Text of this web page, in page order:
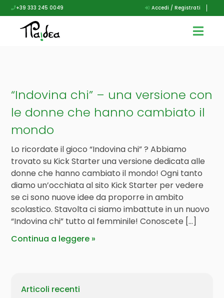
+39 333 245 0049 Accedi / Registrati
“Indovina chi” – una versione con
le donne che hanno cambiato il
mondo
Lo ricordate il gioco “Indovina chi” ? Abbiamo
trovato su Kick Starter una versione dedicata alle
donne che hanno cambiato il mondo! Ogni tanto
diamo un’occhiata al sito Kick Starter per vedere
se ci sono nuove idee da proporre in ambito
scolastico. Stavolta ci siamo imbattute in un nuovo
“Indovina chi” tutto al femminile! Conoscete […]
Continua a leggere
Articoli recenti